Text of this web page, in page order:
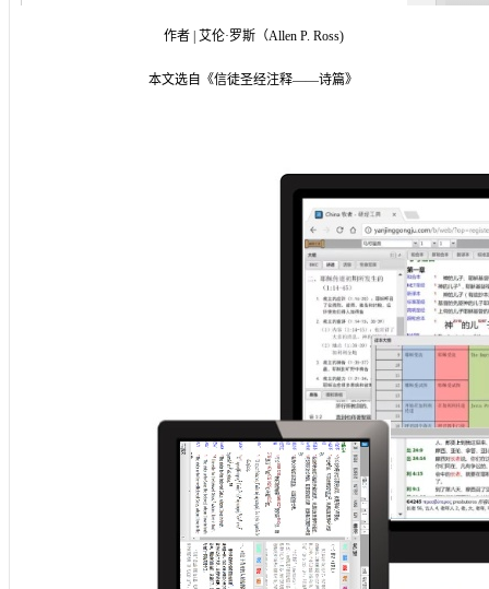
作者 | 艾伦·罗斯（Allen P. Ross)
本文选自《信徒圣经注释——诗篇》